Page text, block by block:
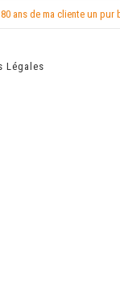
ans de ma cliente un pur
Légales